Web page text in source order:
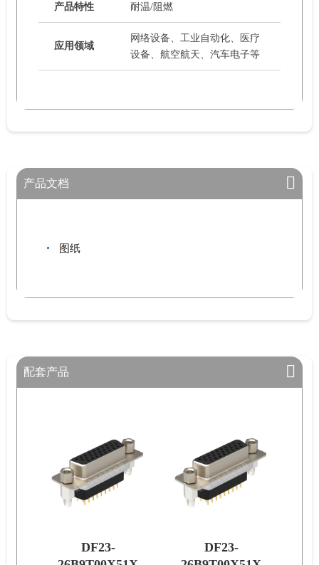
产品特性 耐温/阻燃
应用领域
网络设备、工业自动化、医疗
设备、航空航天、汽车电子等
产品文档
图纸
配套产品
DF23-
DF23-